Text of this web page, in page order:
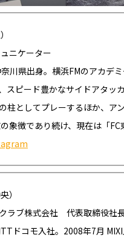
ニケーター
川県出身。横浜FMのアカデ
スピード豊かなサイドアタッ
柱としてプレーするほか、ア
象徴であり続け、現在は「
）
ラブ株式会社 代表取締役社
ドコモ入社。2008年7月